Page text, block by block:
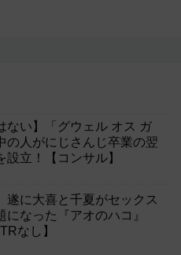
ない】「グウェル オス ガ
の人がにじさんじ卒業の翌
設立！【コンサル】
遂に大喜と千夏がセックス
になった『アオのハコ』
なし】